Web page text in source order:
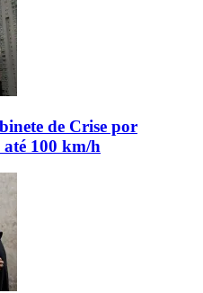
de Crise por
até 100 km/h